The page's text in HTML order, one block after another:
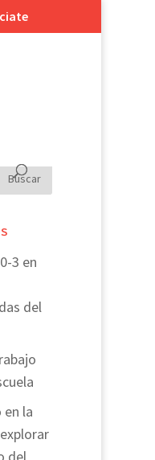
3 en
del
en la